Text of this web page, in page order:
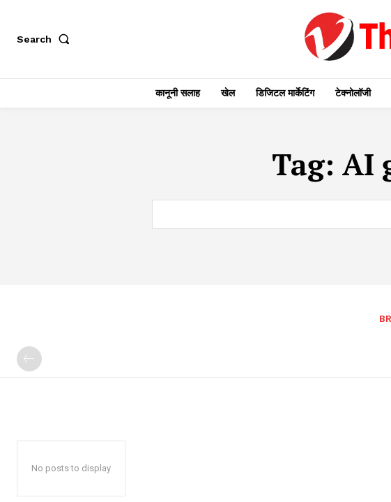
Search
कानूनी सलाह खेल डिजिटल मार्केटिंग टेक्नोलॉजी
Tag: AI
No posts to display